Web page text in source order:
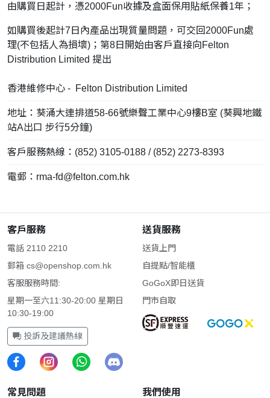
由購買日起計，憑2000Fun收據及盒面保用貼紙保養1年；
如購買後起計7日內產品出現質量問題，可交回2000Fun處
理(不包括人為損壞)；第8日開始由客戶直接向Felton
Distribution Limited 提出
香港維修中心 - Felton Distribution Limited
地址：葵涌大連排道58-66號樂聲工業中心9樓B室 (葵興地鐵
站A出口 步行5分鐘)
客戶服務熱線：(852) 3105-0188 / (852) 2273-8393
電郵： rma-fd@felton.com.hk
客戶服務
電話 2110 2210
郵箱 cs@openshop.com.hk
客服服務時間:
星期一至六11:30-20:00 星期日
10:30-19:00
投訴及建議熱線
送貨服務
送貨上門
自提點/智能櫃
GoGoX即日送貨
門市自取
常見問題 我們使用